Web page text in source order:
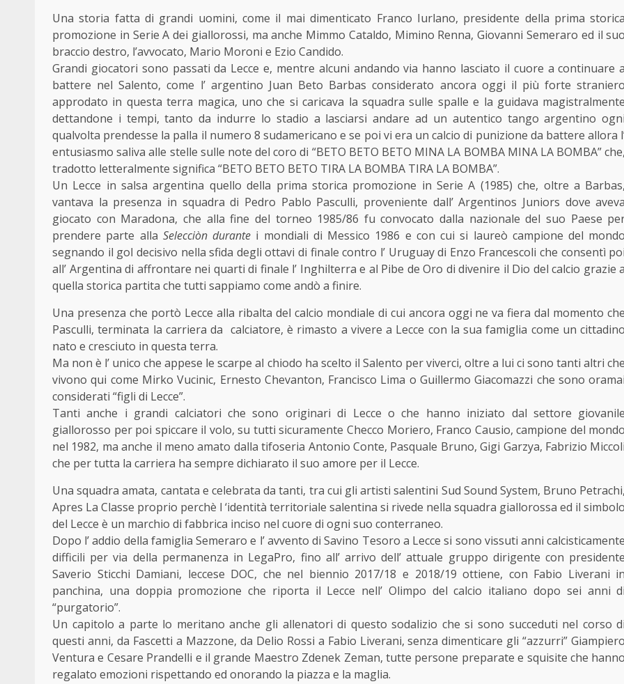
Una storia fatta di grandi uomini, come il mai dimenticato Franco Iurlano, presidente della prima storica
promozione in Serie A dei giallorossi, ma anche Mimmo Cataldo, Mimino Renna, Giovanni Semeraro ed il suo
braccio destro, l’avvocato, Mario Moroni e Ezio Candido.
Grandi giocatori sono passati da Lecce e, mentre alcuni andando via hanno lasciato il cuore a continuare a
battere nel Salento, come l’ argentino Juan Beto Barbas considerato ancora oggi il più forte straniero
approdato in questa terra magica, uno che si caricava la squadra sulle spalle e la guidava magistralmente
dettandone i tempi, tanto da indurre lo stadio a lasciarsi andare ad un autentico tango argentino ogni
qualvolta prendesse la palla il numero 8 sudamericano e se poi vi era un calcio di punizione da battere allora
entusiasmo saliva alle stelle sulle note del coro di “BETO BETO BETO MINA LA BOMBA MINA LA BOMBA” che,
tradotto letteralmente significa “BETO BETO BETO TIRA LA BOMBA TIRA LA BOMBA”.
Un Lecce in salsa argentina quello della prima storica promozione in Serie A (1985) che, oltre a Barbas,
vantava la presenza in squadra di Pedro Pablo Pasculli, proveniente dall’ Argentinos Juniors dove aveva
giocato con Maradona, che alla fine del torneo 1985/86 fu convocato dalla nazionale del suo Paese
prendere parte alla Selecciòn durante i mondiali di Messico 1986 e con cui si laureò campione del mondo
segnando il gol decisivo nella sfida degli ottavi di finale contro l’ Uruguay di Enzo Francescoli che consentì poi
all’ Argentina di affrontare nei quarti di finale l’ Inghilterra e al Pibe de Oro di divenire il Dio del calcio grazie a
quella storica partita che tutti sappiamo come andò a finire.
Una presenza che portò Lecce alla ribalta del calcio mondiale di cui ancora oggi ne va fiera dal momento che
Pasculli, terminata la carriera da calciatore, è rimasto a vivere a Lecce con la sua famiglia come un cittadino
nato e cresciuto in questa terra.
Ma non è l’ unico che appese le scarpe al chiodo ha scelto il Salento per viverci, oltre a lui ci sono tanti altri che
vivono qui come Mirko Vucinic, Ernesto Chevanton, Francisco Lima o Guillermo Giacomazzi che sono oramai
considerati “figli di Lecce”.
Tanti anche i grandi calciatori che sono originari di Lecce o che hanno iniziato dal settore giovanile
giallorosso per poi spiccare il volo, su tutti sicuramente Checco Moriero, Franco Causio, campione del mondo
nel 1982, ma anche il meno amato dalla tifoseria Antonio Conte, Pasquale Bruno, Gigi Garzya, Fabrizio Miccoli
che per tutta la carriera ha sempre dichiarato il suo amore per il Lecce.
Una squadra amata, cantata e celebrata da tanti, tra cui gli artisti salentini Sud Sound System, Bruno Petrachi,
Apres La Classe proprio perchè l ‘identità territoriale salentina si rivede nella squadra giallorossa ed il simbolo
del Lecce è un marchio di fabbrica inciso nel cuore di ogni suo conterraneo.
Dopo l’ addio della famiglia Semeraro e l’ avvento di Savino Tesoro a Lecce si sono vissuti anni calcisticamente
difficili per via della permanenza in LegaPro, fino all’ arrivo dell’ attuale gruppo dirigente con presidente
Saverio Sticchi Damiani, leccese DOC, che nel biennio 2017/18 e 2018/19 ottiene, con Fabio Liverani in
panchina, una doppia promozione che riporta il Lecce nell’ Olimpo del calcio italiano dopo sei anni di
“purgatorio”.
Un capitolo a parte lo meritano anche gli allenatori di questo sodalizio che si sono succeduti nel corso di
questi anni, da Fascetti a Mazzone, da Delio Rossi a Fabio Liverani, senza dimenticare gli “azzurri” Giampiero
Ventura e Cesare Prandelli e il grande Maestro Zdenek Zeman, tutte persone preparate e squisite che hanno
regalato emozioni rispettando ed onorando la piazza e la maglia.